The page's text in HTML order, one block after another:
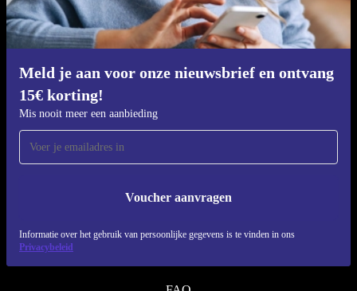
Meld je aan voor onze nieuwsbrief en ontvang
15€ korting!
Mis nooit meer een aanbieding
Voucher aanvragen
Informatie over het gebruik van persoonlijke gegevens is te vinden in ons
Privacybeleid
Refurbishing proces
Duurzaamheid
Kwaliteit